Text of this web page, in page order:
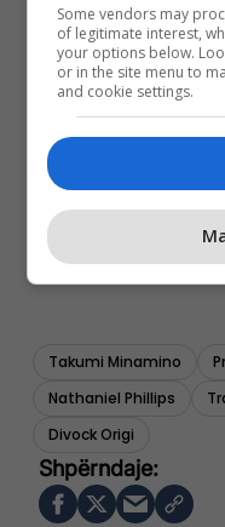
Takumi Minamino
Nathaniel Phillips
Divock Origi
Some vendors may
of legitimate interest,
your options below.
or in the site menu to
and cookie settings.